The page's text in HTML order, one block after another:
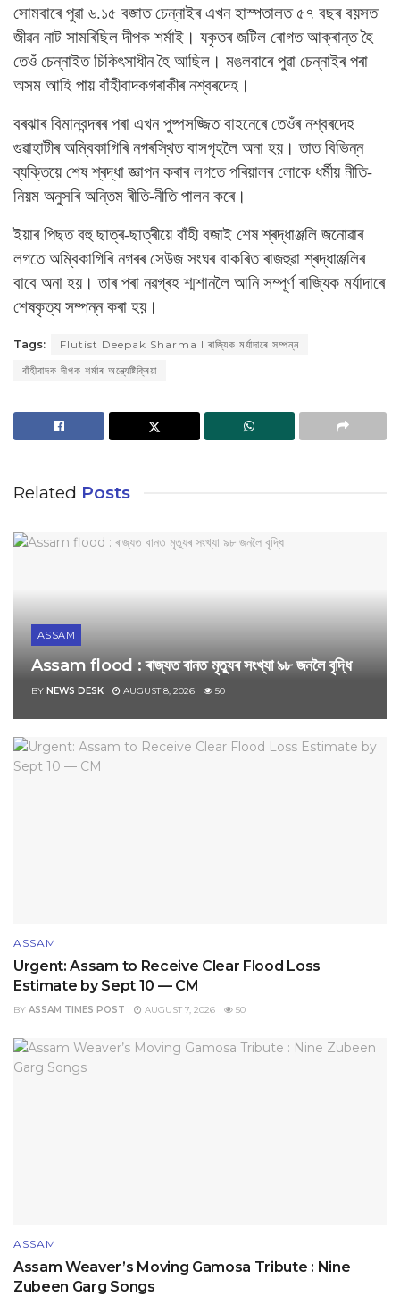
সোমবাৰে পুৱা ৬.১৫ বজাত চেন্নাইৰ এখন হাস্পতালত ৫৭ বছৰ বয়সত
জীৱন নাট সামৰিছিল দীপক শৰ্মাই। যকৃতৰ জটিল ৰোগত আক্ৰান্ত হৈ
তেওঁ চেন্নাইত চিকিৎসাধীন হৈ আছিল। মঙলবাৰে পুৱা চেন্নাইৰ পৰা
অসম আহি পায় বাঁহীবাদকগৰাকীৰ নশ্বৰদেহ।
বৰঝাৰ বিমানবন্দৰৰ পৰা এখন পুষ্পসজ্জিত বাহনেৰে তেওঁৰ নশ্বৰদেহ
গুৱাহাটীৰ অম্বিকাগিৰি নগৰস্থিত বাসগৃহলৈ অনা হয়। তাত বিভিন্ন
ব্যক্তিয়ে শেষ শ্ৰদ্ধা জ্ঞাপন কৰাৰ লগতে পৰিয়ালৰ লোকে ধৰ্মীয় নীতি-
নিয়ম অনুসৰি অন্তিম ৰীতি-নীতি পালন কৰে।
ইয়াৰ পিছত বহু ছাত্ৰ-ছাত্ৰীয়ে বাঁহী বজাই শেষ শ্ৰদ্ধাঞ্জলি জনোৱাৰ
লগতে অম্বিকাগিৰি নগৰৰ সেউজ সংঘৰ বাকৰিত ৰাজহুৱা শ্ৰদ্ধাঞ্জলিৰ
বাবে অনা হয়। তাৰ পৰা নৱগ্ৰহ শ্মশানলৈ আনি সম্পূৰ্ণ ৰাজ্যিক মৰ্যাদাৰে
শেষকৃত্য সম্পন্ন কৰা হয়।
Tags:
Flutist Deepak Sharma I ৰাজ্যিক মৰ্যাদাৰে সম্পন্ন
বাঁহীবাদক দীপক শৰ্মাৰ অন্ত্যেষ্টিক্ৰিয়া
Related Posts
ASSAM
Assam flood : ৰাজ্যত বানত মৃত্যুৰ সংখ্যা ৯৮ জনলৈ বৃদ্ধি
BY NEWS DESK AUGUST 8, 2026 50
ASSAM
Urgent: Assam to Receive Clear Flood Loss
Estimate by Sept 10 — CM
BY ASSAM TIMES POST AUGUST 7, 2026 50
ASSAM
Assam Weaver’s Moving Gamosa Tribute : Nine
Zubeen Garg Songs